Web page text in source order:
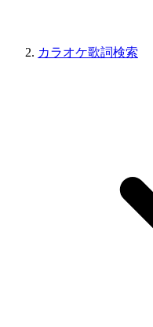
カラオケ歌詞検索